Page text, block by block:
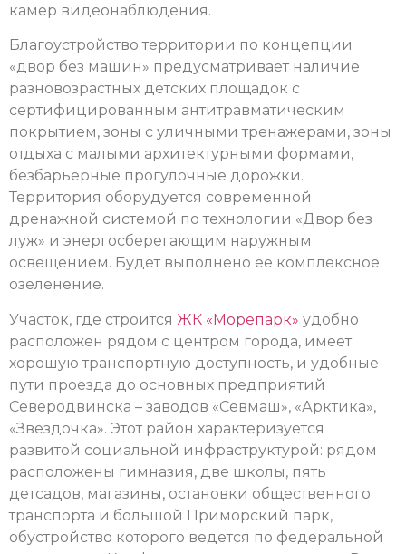
камер видеонаблюдения.
Благоустройство территории по концепции
«двор без машин» предусматривает наличие
разновозрастных детских площадок с
сертифицированным антитравматическим
покрытием, зоны с уличными тренажерами, зоны
отдыха с малыми архитектурными формами,
безбарьерные прогулочные дорожки.
Территория оборудуется современной
дренажной системой по технологии «Двор без
луж» и энергосберегающим наружным
освещением. Будет выполнено ее комплексное
озеленение.
Участок, где строится ЖК «Морепарк» удобно
расположен рядом с центром города, имеет
хорошую транспортную доступность, и удобные
пути проезда до основных предприятий
Северодвинска – заводов «Севмаш», «Арктика»,
«Звездочка». Этот район характеризуется
развитой социальной инфраструктурой: рядом
расположены гимназия, две школы, пять
детсадов, магазины, остановки общественного
транспорта и большой Приморский парк,
обустройство которого ведется по федеральной